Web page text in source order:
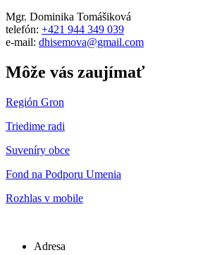
Mgr. Dominika Tomášiková
telefón: +421 944 349 039
e-mail: dhisemova@gmail.com
Môže vás zaujímať
Región Gron
Triedime radi
Suveníry obce
Fond na Podporu Umenia
Rozhlas v mobile
Adresa